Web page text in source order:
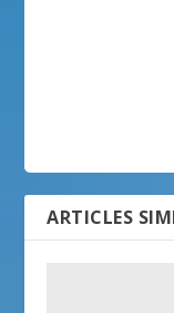
ARTICLES